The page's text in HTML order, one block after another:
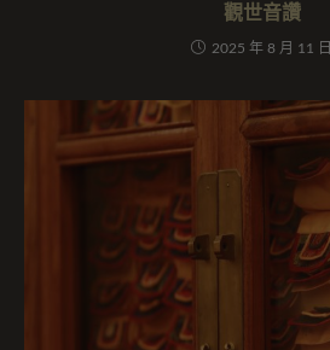
觀世音讚
2025 年 8 月 11 日